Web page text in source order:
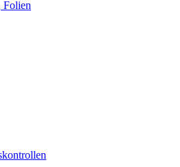
Folien